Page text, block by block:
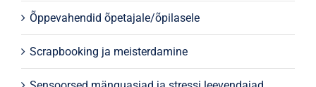
Õppevahendid õpetajale/õpilasele
Scrapbooking ja meisterdamine